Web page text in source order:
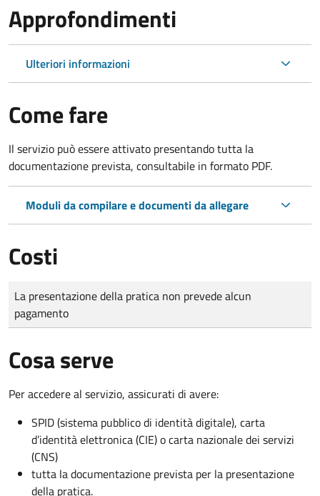
Approfondimenti
Ulteriori informazioni
Come fare
Il servizio può essere attivato presentando tutta la
documentazione prevista, consultabile in formato PDF.
Moduli da compilare e documenti da allegare
Costi
Tipo di pagamento
Importo
La presentazione della pratica non prevede alcun
pagamento
Cosa serve
Per accedere al servizio, assicurati di avere:
SPID (sistema pubblico di identità digitale), carta
d’identità elettronica (CIE) o carta nazionale dei servizi
(CNS)
tutta la documentazione prevista per la presentazione
della pratica.